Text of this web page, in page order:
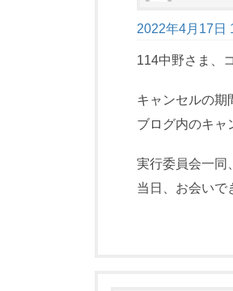
2022年4月17日
114中野さま、
キャンセルの期
ブログ内のキャ
実行委員会一同
当日、お会いで